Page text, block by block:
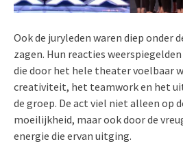
Ook de juryleden waren diep onder
zagen. Hun reacties
die door het hele theater voelbaar
creativiteit, het teamwork en het
de groep. De act viel niet alleen op
moeilijkheid, maar ook door de
energie die ervan uitging.